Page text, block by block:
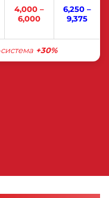
4,000 –
6,000
6,250 –
9,375
+30%